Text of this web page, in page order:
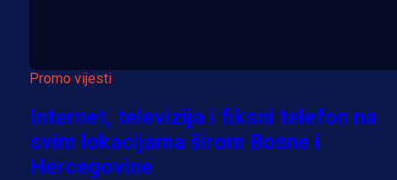
Promo vijesti
Internet, televizija i fiksni telefon na
svim lokacijama širom Bosne i
Hercegovine